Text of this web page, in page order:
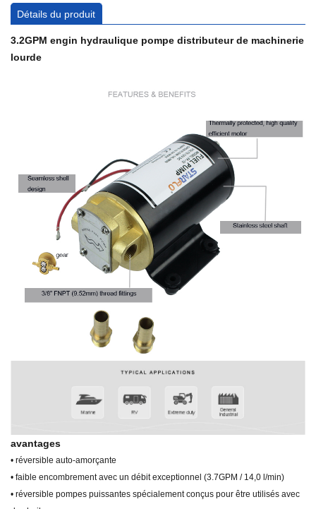
Détails du produit
3.2GPM engin hydraulique pompe distributeur de machinerie
lourde
avantages
• réversible auto-amorçante
• faible encombrement avec un débit exceptionnel (3.7GPM / 14,0 l/min)
• réversible pompes puissantes spécialement conçus pour être utilisés avec